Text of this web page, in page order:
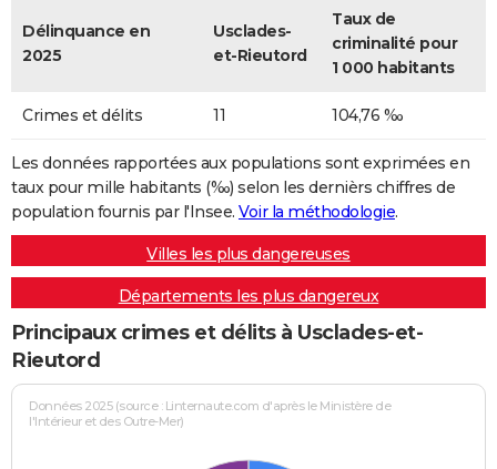
Délinquance en
2025
Usclades-
et-Rieutord
Taux de
criminalité pour
1 000 habitants
Crimes et délits 11 104,76 ‰
Les données rapportées aux populations sont exprimées en
taux pour mille habitants (‰) selon les dernièrs chiffres de
population fournis par l'Insee. Voir la méthodologie.
Villes les plus dangereuses
Départements les plus dangereux
Principaux crimes et délits à Usclades-et-
Rieutord
Données 2025 (source : Linternaute.com d'après le Ministère de
l'Intérieur et des Outre-Mer)